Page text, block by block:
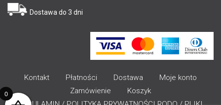
Dostawa do 3 dni
Kontakt Płatności Dostawa
Moje konto
Zamówienie
Koszyk
0